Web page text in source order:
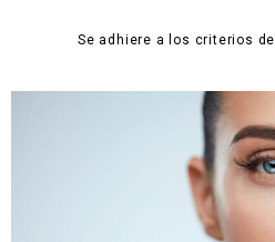
Se adhiere a los criterios de